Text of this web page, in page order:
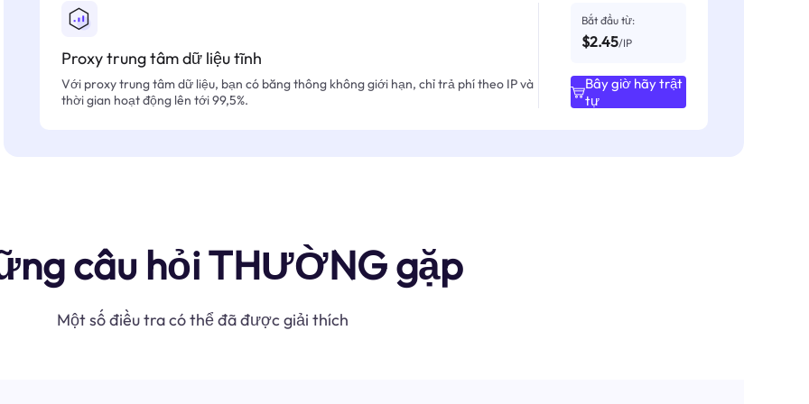
Proxy trung tâm dữ liệu tĩnh
Với proxy trung tâm dữ liệu, bạn có băng thông không giới hạn, chỉ trả phí theo IP và
thời gian hoạt động lên tới 99,5%.
Bắt đầu từ:
$2.45/IP
Bây giờ hãy trật
tự
câu hỏi THƯỜNG gặp
Một số điều tra có thể đã được giải thích